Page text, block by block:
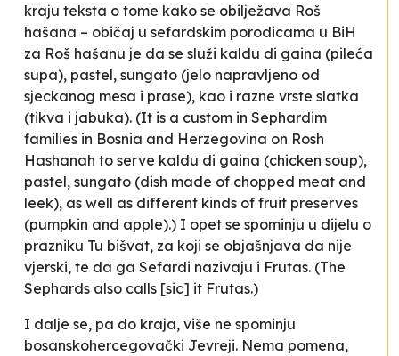
kraju teksta o tome kako se obilježava Roš
hašana – običaj u sefardskim porodicama u BiH
za Roš hašanu je da se služi kaldu di gaina (pileća
supa), pastel, sungato (jelo napravljeno od
sjeckanog mesa i prase), kao i razne vrste slatka
(tikva i jabuka). (It is a custom in Sephardim
families in Bosnia and Herzegovina on Rosh
Hashanah to serve kaldu di gaina (chicken soup),
pastel, sungato (dish made of chopped meat and
leek), as well as different kinds of fruit preserves
(pumpkin and apple).) I opet se spominju u dijelu o
prazniku Tu bišvat, za koji se objašnjava da nije
vjerski, te da ga Sefardi nazivaju i Frutas. (The
Sephards also calls [sic] it Frutas.)
I dalje se, pa do kraja, više ne spominju
bosanskohercegovački Jevreji. Nema pomena,